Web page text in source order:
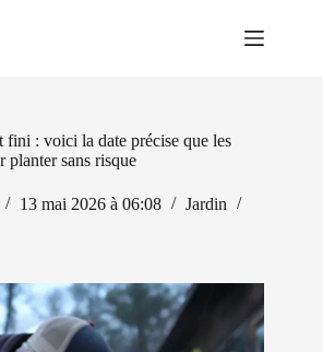
fini : voici la date précise que les
planter sans risque
13 mai 2026 à 06:08
Jardin